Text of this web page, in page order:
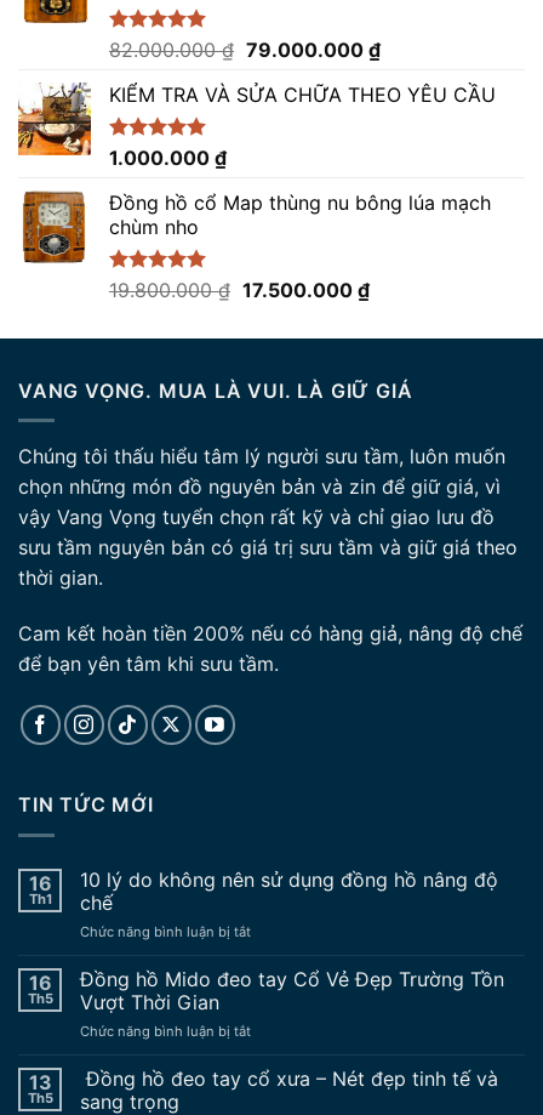
Được xếp
5 sao
82.000.000₫ Giá
là:
79.000.000 ₫Giá
tại
KIỂM TRA VÀ SỬA CHỮA THEO YÊU CẦU
Được xếp
5 sao
1.000.000 ₫
Đồng hồ cổ Map thùng nu bông lúa mạch
chùm nho
Được xếp
19.800.000₫ Giá
là:
17.500.000 ₫Giá
tại
17.500.000 ₫.
VANG VỌNG. MUA LÀ VUI. LÀ GIỮ GIÁ
Chúng tôi thấu hiểu tâm lý người sưu tầm, luôn muốn
chọn những món đồ nguyên bản và zin để giữ giá, vì
vậy Vang Vọng tuyển chọn rất kỹ và chỉ giao lưu đồ
sưu tầm nguyên bản có giá trị sưu tầm và giữ giá theo
thời gian.
Cam kết hoàn tiền 200% nếu có hàng giả, nâng độ chế
để bạn yên tâm khi sưu tầm.
TIN TỨC MỚI
16
Th1
10 lý do không nên sử dụng đồng hồ nâng độ
chế
Chức năng bình luận bị tắtở
lý
do
nên
dụng
16
Th5
Đồng hồ Mido đeo tay Cổ Vẻ Đẹp Trường Tồn
Vượt Thời Gian
Chức năng bình luận bị tắtở
hồ
Mido
13
Th5
Đồng hồ đeo tay cổ xưa – Nét đẹp tinh tế và
sang trọng